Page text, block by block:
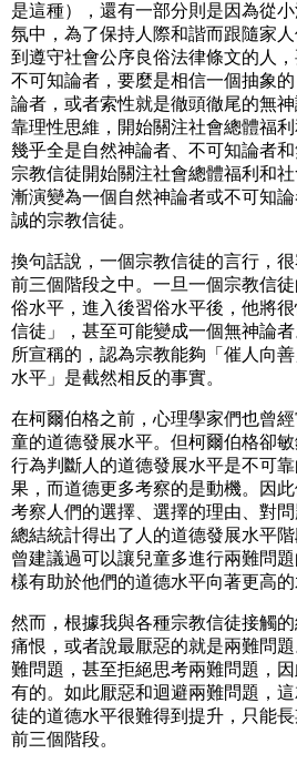
是這種），還有一部分則是因為從
氛中，為了保持人際和諧而跟隨家
到遵守社會公序良俗法律條文的人
不可知論者，要麼是相信一個抽象
論者，或者索性就是徹頭徹尾的無
靠理性思維，開始關注社會總體福
幾乎全是自然神論者、不可知論者
宗教信徒開始關注社會總體福利和
漸演變為一個自然神論者或不可知
誠的宗教信徒。
換句話說，一個宗教信徒的言行，
前三個階段之中。一旦一個宗教信
俗水平，進入後習俗水平後，他將
信徒」，甚至可能變成一個無神論
所宣稱的，認為宗教能夠「催人向
水平」是截然相反的事實。
在柯爾伯格之前，心理學家們也曾
童的道德發展水平。但柯爾伯格卻
行為判斷人的道德發展水平是不可
果，而道德更多考察的是動機。因
考察人們的選擇、選擇的理由、對
總結統計得出了人的道德發展水平
曾建議過可以讓兒童多進行兩難問
樣有助於他們的道德水平向著更高的
然而，根據我與各種宗教信徒接觸
痛恨，或者說最厭惡的就是兩難問
難問題，甚至拒絕思考兩難問題，
有的。如此厭惡和迴避兩難問題，
徒的道德水平很難得到提升，只能
前三個階段。